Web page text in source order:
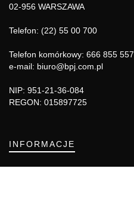
02-956 WARSZAWA
Telefon: (22) 55 00 700
Telefon komórkowy: 666 855 557
e-mail: biuro@bpj.com.pl
NIP: 951-21-36-084
REGON: 015897725
INFORMACJE